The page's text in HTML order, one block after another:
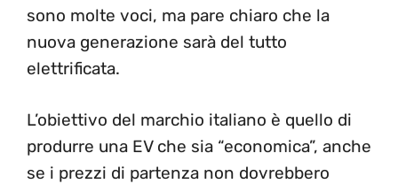
sono molte voci, ma pare chiaro che la
nuova generazione sarà del tutto
elettrificata.
L’obiettivo del marchio italiano è quello di
produrre una EV che sia “economica”, anche
se i prezzi di partenza non dovrebbero